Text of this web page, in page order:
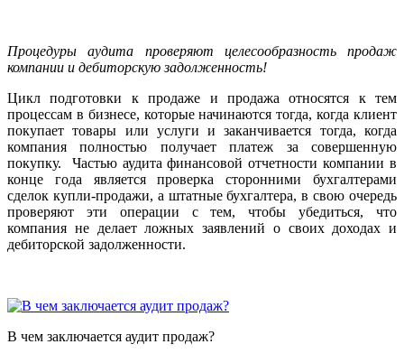
Процедуры аудита проверяют целесообразность продаж
компании и дебиторскую задолженность!
Цикл подготовки к продаже и продажа относятся к тем
процессам в бизнесе, которые начинаются тогда, когда клиент
покупает товары или услуги и заканчивается тогда, когда
компания полностью получает платеж за совершенную
покупку. Частью аудита финансовой отчетности компании в
конце года является проверка сторонними бухгалтерами
сделок купли-продажи, а штатные бухгалтера, в свою очередь
проверяют эти операции с тем, чтобы убедиться, что
компания не делает ложных заявлений о своих доходах и
дебиторской задолженности.
В чем заключается аудит продаж?